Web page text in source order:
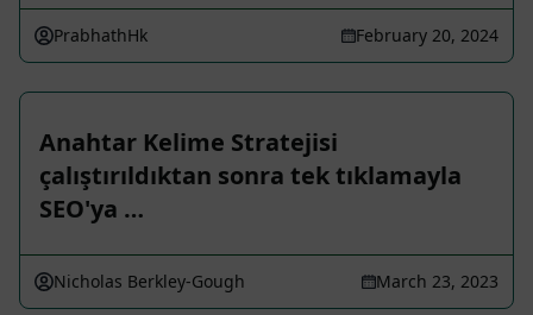
PrabhathHk February 20, 2024
Anahtar Kelime Stratejisi
çalıştırıldıktan sonra tek tıklamayla
SEO'ya …
Nicholas Berkley-Gough March 23, 2023